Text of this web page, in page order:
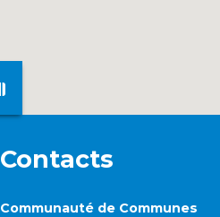
Contacts
Communauté de Communes